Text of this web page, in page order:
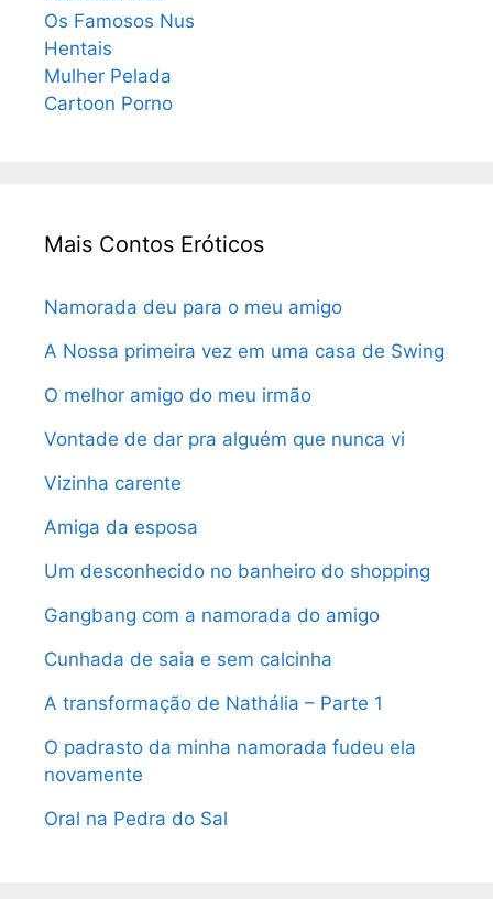
Os Famosos Nus
Hentais
Mulher Pelada
Cartoon Porno
Mais Contos Eróticos
Namorada deu para o meu amigo
A Nossa primeira vez em uma casa de Swing
O melhor amigo do meu irmão
Vontade de dar pra alguém que nunca vi
Vizinha carente
Amiga da esposa
Um desconhecido no banheiro do shopping
Gangbang com a namorada do amigo
Cunhada de saia e sem calcinha
A transformação de Nathália – Parte 1
O padrasto da minha namorada fudeu ela
novamente
Oral na Pedra do Sal